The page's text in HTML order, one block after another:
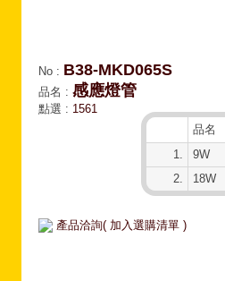
No : B38-MKD065S
品名 : 感應燈管
點選 : 1561
品名
1.
9W
2.
18W
產品洽詢( 加入選購清單 )